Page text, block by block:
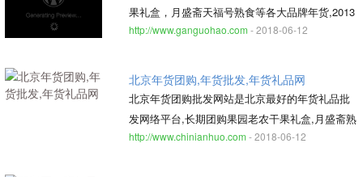
果礼盒，月盛斋天福号熟食等各大品牌年货,2013
果园老农官网厂家直销,团购果园老农官网折扣低,
http://www.ganguohao.com - 2018-06-12
北京年货团购,年货批发,年货礼品网
北京年货团购批发网站是北京最好的年货礼品批
发网络平台,长期团购果园老农干果礼盒,月盛斋熟
食,天福号熟食等知名品牌，礼盒价格低服务好,北
http://www.chinianhuo.com - 2018-06-12